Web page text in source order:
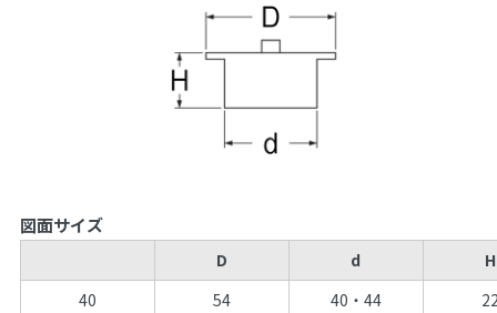
図面サイズ
D d
H
40
54 40・44